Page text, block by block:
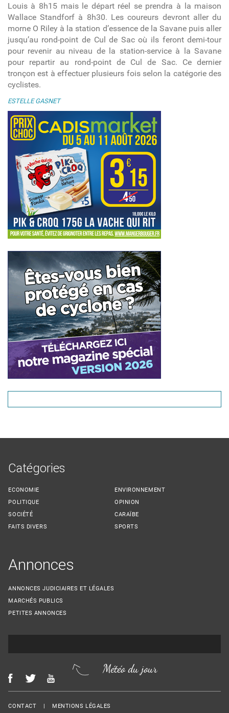
Louis à 8h15 mais le départ réel se prendra à la maison
Wallace Standforf à 8h30. Les coureurs devront aller du
morne O Riley à la station d’essence de la Savane puis aller
jusqu’au rond-point de Cul de Sac où ils feront demi-tour
pour revenir au niveau de la station-service à la Savane
pour repartir au rond-point de Cul de Sac. Ce dernier
tronçon est à effectuer plusieurs fois selon la catégorie des
cyclistes.
ESTELLE GASNET
Catégories
ECONOMIE
POLITIQUE
SOCIÉTÉ
FAITS DIVERS
ENVIRONNEMENT
OPINION
CARAÏBE
SPORTS
Annonces
ANNONCES JUDICIAIRES ET LÉGALES
MARCHÉS PUBLICS
PETITES ANNONCES
Météo du jour
Menu Footer
CONTACT MENTIONS LÉGALES